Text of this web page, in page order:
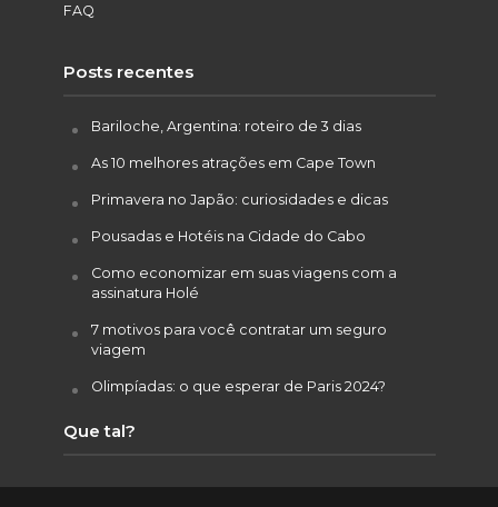
FAQ
Posts recentes
Bariloche, Argentina: roteiro de 3 dias
As 10 melhores atrações em Cape Town
Primavera no Japão: curiosidades e dicas
Pousadas e Hotéis na Cidade do Cabo
Como economizar em suas viagens com a
assinatura Holé
7 motivos para você contratar um seguro
viagem
Olimpíadas: o que esperar de Paris 2024?
Que tal?